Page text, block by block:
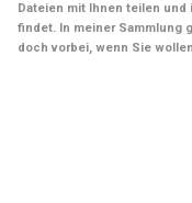
Dateien mit Ihnen teilen
findet. In meiner Sammlung
doch vorbei, wenn Sie